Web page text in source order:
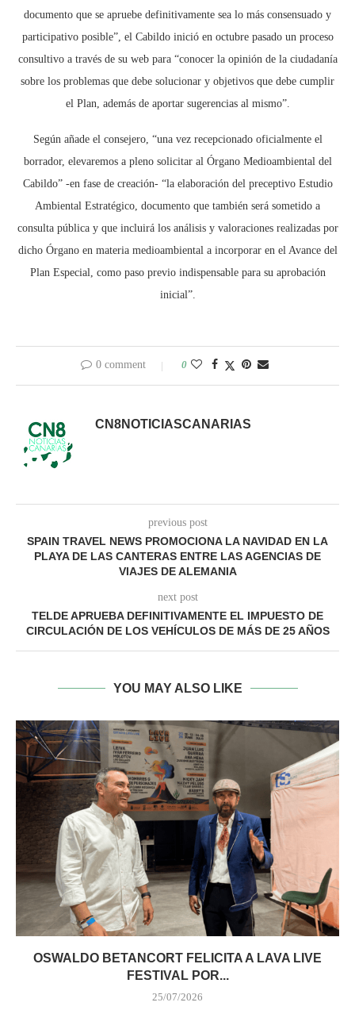
documento que se apruebe definitivamente sea lo más consensuado y
participativo posible”, el Cabildo inició en octubre pasado un proceso
consultivo a través de su web para “conocer la opinión de la ciudadanía
sobre los problemas que debe solucionar y objetivos que debe cumplir
el Plan, además de aportar sugerencias al mismo”.
Según añade el consejero, “una vez recepcionado oficialmente el
borrador, elevaremos a pleno solicitar al Órgano Medioambiental del
Cabildo” -en fase de creación- “la elaboración del preceptivo Estudio
Ambiental Estratégico, documento que también será sometido a
consulta pública y que incluirá los análisis y valoraciones realizadas por
dicho Órgano en materia medioambiental a incorporar en el Avance del
Plan Especial, como paso previo indispensable para su aprobación
inicial”.
0 comment 0
CN8NOTICIASCANARIAS
previous post
SPAIN TRAVEL NEWS PROMOCIONA LA NAVIDAD EN LA
PLAYA DE LAS CANTERAS ENTRE LAS AGENCIAS DE
VIAJES DE ALEMANIA
next post
TELDE APRUEBA DEFINITIVAMENTE EL IMPUESTO DE
CIRCULACIÓN DE LOS VEHÍCULOS DE MÁS DE 25 AÑOS
YOU MAY ALSO LIKE
OSWALDO BETANCORT FELICITA A LAVA LIVE
FESTIVAL POR...
25/07/2026